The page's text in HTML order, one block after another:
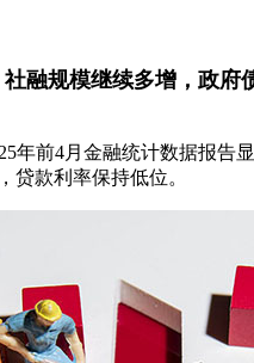
融规模继续多增，政府
前4月金融统计数据报告
贷款利率保持低位。